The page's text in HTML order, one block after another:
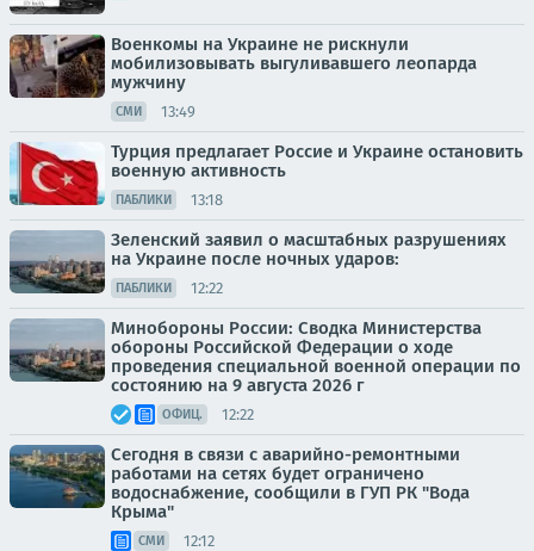
Военкомы на Украине не рискнули
мобилизовывать выгуливавшего леопарда
мужчину
СМИ 13:49
Турция предлагает Россие и Украине остановить
военную активность
ПАБЛИКИ 13:18
Зеленский заявил о масштабных разрушениях
на Украине после ночных ударов:
ПАБЛИКИ 12:22
Минобороны России: Сводка Министерства
обороны Российской Федерации о ходе
проведения специальной военной операции по
состоянию на 9 августа 2026 г
ОФИЦ. 12:22
Сегодня в связи с аварийно-ремонтными
работами на сетях будет ограничено
водоснабжение, сообщили в ГУП РК "Вода
Крыма"
СМИ 12:12